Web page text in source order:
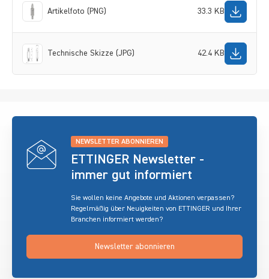
Artikelfoto (PNG) 33.3 KB
Technische Skizze (JPG) 42.4 KB
NEWSLETTER ABONNIEREN
ETTINGER Newsletter -
immer gut informiert
Sie wollen keine Angebote und Aktionen verpassen?
Regelmäßig über Neuigkeiten von ETTINGER und Ihrer
Branchen informiert werden?
Newsletter abonnieren